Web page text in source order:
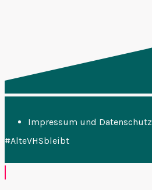
Impressum und Datenschutz
#AlteVHSbleibt